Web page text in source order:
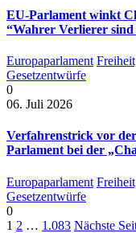
EU-Parlament winkt
“Wahrer Verlierer
Europaparlament
Gesetzentwürfe
0
06. Juli 2026
Verfahrenstrick vor
Parlament bei der
Europaparlament
Gesetzentwürfe
0
1 2 … 1.083 Nächste